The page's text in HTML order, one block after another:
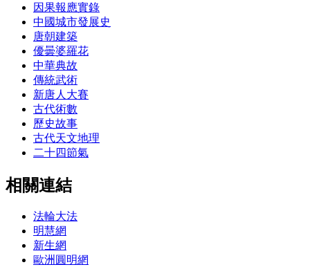
因果報應實錄
中國城市發展史
唐朝建築
優曇婆羅花
中華典故
傳統武術
新唐人大賽
古代術數
歷史故事
古代天文地理
二十四節氣
相關連結
法輪大法
明慧網
新生網
歐洲圓明網